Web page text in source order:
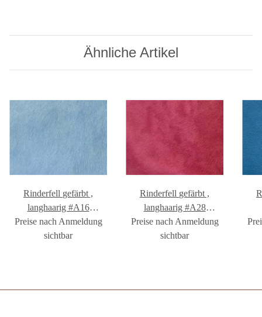
Ähnliche Artikel
Rinderfell gefärbt ,
langhaarig #A16
#FR1002A16
Preise nach Anmeldung
sichtbar
Rinderfell gefärbt ,
langhaarig #A28
#FR1002A28
Preise nach Anmeldung
sichtbar